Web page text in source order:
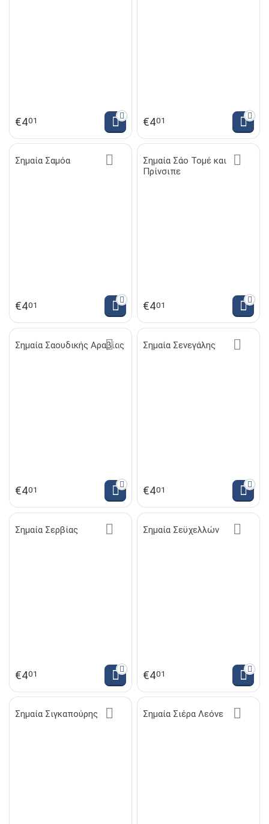
€401 €401
Σημαία Σαμόα
€401
Σημαία Σάο Τομέ και
Πρίνσιπε
€401
Σημαία Σαουδικής Αραβίας
€401
Σημαία Σενεγάλης
€401
Σημαία Σερβίας
€401
Σημαία Σεϋχελλών
€401
Σημαία Σιγκαπούρης Σημαία Σιέρα Λεόνε